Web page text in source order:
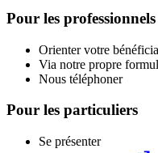
Pour les
Orienter votre
Via notre propre
Nous téléphoner
Pour les particuliers
Se présenter